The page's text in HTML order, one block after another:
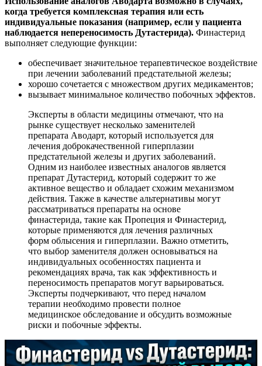
когда требуется комплексная терапия или есть
индивидуальные показания (например, если у пациента
наблюдается непереносимость Дутастерида). Финастерид
выполняет следующие функции:
обеспечивает значительное терапевтическое воздействие
при лечении заболеваний предстательной железы;
хорошо сочетается с множеством других медикаментов;
вызывает минимальное количество побочных эффектов.
Эксперты в области медицины отмечают, что на
рынке существует несколько заменителей
препарата Аводарт, который используется для
лечения доброкачественной гиперплазии
предстательной железы и других заболеваний.
Одним из наиболее известных аналогов является
препарат Дутастерид, который содержит то же
активное вещество и обладает схожим механизмом
действия. Также в качестве альтернативы могут
рассматриваться препараты на основе
финастерида, такие как Пропеция и Финастерид,
которые применяются для лечения различных
форм облысения и гиперплазии. Важно отметить,
что выбор заменителя должен основываться на
индивидуальных особенностях пациента и
рекомендациях врача, так как эффективность и
переносимость препаратов могут варьироваться.
Эксперты подчеркивают, что перед началом
терапии необходимо провести полное
медицинское обследование и обсудить возможные
риски и побочные эффекты.